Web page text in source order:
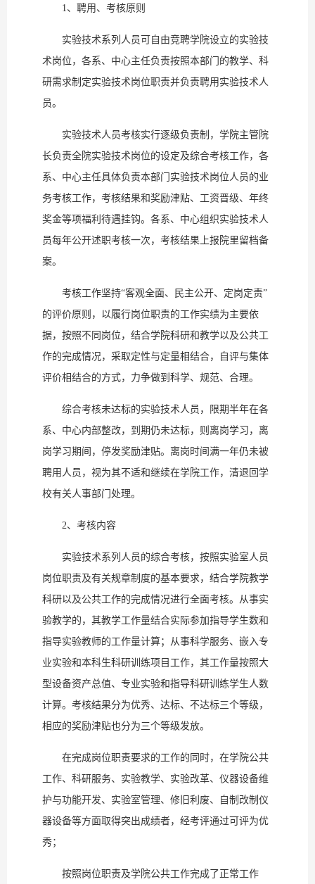
1、聘用、考核原则
实验技术系列人员可自由竞聘学院设立的实验技
术岗位，各系、中心主任负责按照本部门的教学、科
研需求制定实验技术岗位职责并负责聘用实验技术人
员。
实验技术人员考核实行逐级负责制，学院主管院
长负责全院实验技术岗位的设定及综合考核工作，各
系、中心主任具体负责本部门实验技术岗位人员的业
务考核工作，考核结果和奖励津贴、工资晋级、年终
奖金等项福利待遇挂钩。各系、中心组织实验技术人
员每年公开述职考核一次，考核结果上报院里留档备
案。
考核工作坚持“客观全面、民主公开、定岗定责”
的评价原则，以履行岗位职责的工作实绩为主要依
据，按照不同岗位，结合学院科研和教学以及公共工
作的完成情况，采取定性与定量相结合，自评与集体
评价相结合的方式，力争做到科学、规范、合理。
综合考核未达标的实验技术人员，限期半年在各
系、中心内部整改，到期仍未达标，则离岗学习，离
岗学习期间，停发奖励津贴。离岗时间满一年仍未被
聘用人员，视为其不适和继续在学院工作，清退回学
校有关人事部门处理。
2、考核内容
实验技术系列人员的综合考核，按照实验室人员
岗位职责及有关规章制度的基本要求，结合学院教学
科研以及公共工作的完成情况进行全面考核。从事实
验教学的，其教学工作量结合实际参加指导学生数和
指导实验教师的工作量计算；从事科学服务、嵌入专
业实验和本科生科研训练项目工作，其工作量按照大
型设备资产总值、专业实验和指导科研训练学生人数
计算。考核结果分为优秀、达标、不达标三个等级，
相应的奖励津贴也分为三个等级发放。
在完成岗位职责要求的工作的同时，在学院公共
工作、科研服务、实验教学、实验改革、仪器设备维
护与功能开发、实验室管理、修旧利废、自制改制仪
器设备等方面取得突出成绩者，经考评通过可评为优
秀；
按照岗位职责及学院公共工作完成了正常工作